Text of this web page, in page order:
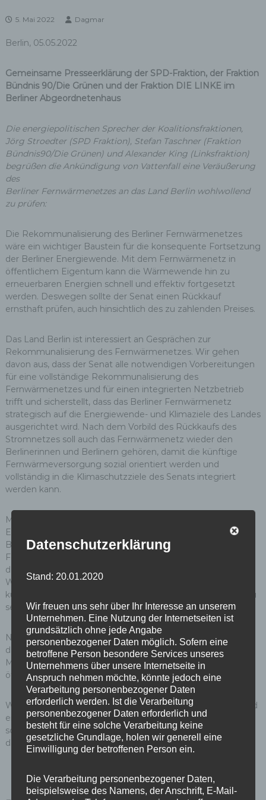
5. Mai 2022 Dagmar
Berlin, 05.05.2022
Gemeinsame Presseerklärung der SPD-Fraktion, der Fraktion
Bündnis 90/Die Grünen und der Fraktion DIE LINKE im
Berliner Abgeordnetenhaus
Die energiepolitischen Sprecher der Koalitionsfraktionen,
Jörg Stroedter (SPD Fraktion), Stefan Taschner (Fraktion
Bündnis90/Die Grünen) und Alexander King (Linksfraktion)
begrüßen die Ankündigung von Vattenfall eine Veräußerung
des
Berliner Fernwärmenetzes an das Land Berlin wohlwollend
zu prüfen:
Die Rekommunalisierung des Berliner Fernwärmenetzes
wäre ein wichtiger Baustein für die konsequente Fortsetzung
der Berliner Energiewende. Mit dem Fernwärmenetz in
öffentlichem Eigentum kann die Wärmewende hin zu
erneuerbaren Energien schnell und effektiv fortgesetzt
werden. Deswegen sollte der Senat einen Rückkauf
ernsthaft prüfen, auch hinsichtlich des zu zahlenden Preises.
Das Land Berlin ist interessiert an Gesprächen zur
Rekommunalisierung des Fernwärmenetzes. Wir gehen
davon aus, dass der Senat alle notwendigen Vorbereitungen
für eine vollständige Rekommunalisierung des
Fernwärmenetzes und für einen integrierten Netzbetrieb
trifft und sicherstellt, dass das Berliner Fernwärmenetz
strategisch auf die Energiewende- und Klimaziele des Landes
ausgerichtet wird. Nach dem Vorbild des Rückkaufs des
Stromnetzes soll auch das Fernwärmenetz wieder den
Berlinerinnen und Berlinern gehören, damit die künftige
Fernwärmeversorgung sozial orientiert werden und
vollständig in die Klimaschutzziele des Senats integriert
werden kann.
Mit dem Rückkauf hätte endlich eine lange Zitterpartie ein
Ende. Auch die Enquete Kommission „Neue Energie für
Berlin“ hatte sich bereits für die Rückführung der
Fernwärmenetze in die öffentliche Hand ausgesprochen,
daher freut es uns ganz besonders, dass Vattenfall nun den
Weg frei macht und Berlin eine reale Chance einräumt,
künftig Eigentümerin der Berliner Fernwärmeversorgung zu
sein.
Neben klima- und sozialpolitischer Ziele setzen wir uns auch
dafür ein, dass beim Rückkauf die Arbeitsplätze aller
Mitarbeiterinnen und Mitarbeiter erhalten bleiben und in die
öffentliche Hand überführt werden.
Wir wünschen uns einen zügigen Beginn der Gespräche und
eine rasche Lösung im Sinne einer verbraucherfreundlichen,
schnellen, sozial- und klimaverträglichen Energiewende für
das Land Berlin.
Datenschutzerklärung
Stand: 20.01.2020
Wir freuen uns sehr über Ihr Interesse an unserem
Unternehmen. Eine Nutzung der Internetseiten ist
grundsätzlich ohne jede Angabe
personenbezogener Daten möglich. Sofern eine
betroffene Person besondere Services unseres
Unternehmens über unsere Internetseite in
Anspruch nehmen möchte, könnte jedoch eine
Verarbeitung personenbezogener Daten
erforderlich werden. Ist die Verarbeitung
personenbezogener Daten erforderlich und
besteht für eine solche Verarbeitung keine
gesetzliche Grundlage, holen wir generell eine
Einwilligung der betroffenen Person ein.
Die Verarbeitung personenbezogener Daten,
beispielsweise des Namens, der Anschrift, E-Mail-